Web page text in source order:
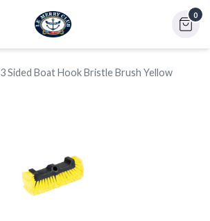
0
3 Sided Boat Hook Bristle Brush Yellow